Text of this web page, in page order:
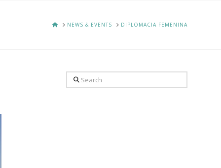
HOMENEWS & EVENTS DIPLOMACIA FEMENINA
Search